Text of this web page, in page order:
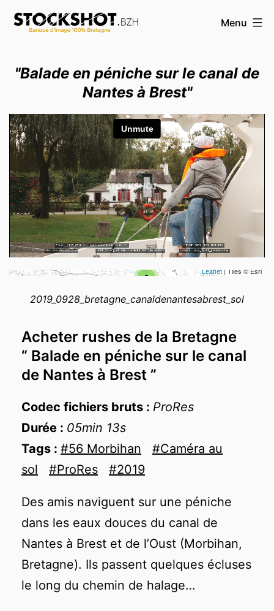
Aller
d'images
Bretagne
Menu
"Balade en péniche sur le canal de
Nantes à Brest"
Travelers' Map is loading...
loaded completely, leafletJS files are
5
Leaflet | Tiles © Esri
2019_0928_bretagne_canaldenantesabrest_sol
Acheter rushes de la Bretagne
“ Balade en péniche sur le canal
de Nantes à Brest ”
Codec fichiers bruts : ProRes
Durée : 05min 13s
Tags : #56 Morbihan
#Caméra au
sol
#ProRes #2019
Des amis naviguent sur une péniche
dans les eaux douces du canal de
Nantes à Brest et de l’Oust (Morbihan,
Bretagne). Ils passent quelques écluses
le long du chemin de halage…